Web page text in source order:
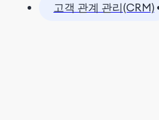
고객 관계 관리(CRM)